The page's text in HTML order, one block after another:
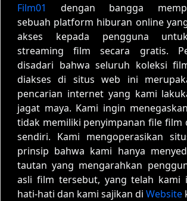
Film01
dengan bangga
sebuah platform hiburan online
akses kepada pengguna
streaming film secara gratis.
disadari bahwa seluruh koleksi
diakses di situs web ini
pencarian internet yang kami
jagat maya. Kami ingin
tidak memiliki penyimpanan file film
sendiri. Kami mengoperasikan
prinsip bahwa kami hanya
tautan yang mengarahkan
asli film tersebut, yang telah kami
hati-hati dan kami sajikan di Website